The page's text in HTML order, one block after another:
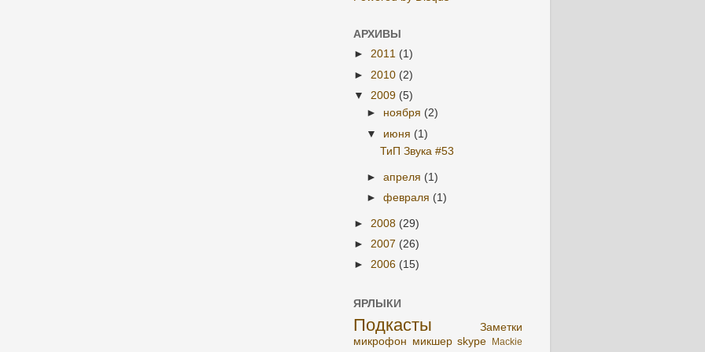
АРХИВЫ
► 2011 (1)
► 2010 (2)
▼ 2009 (5)
► ноября (2)
▼ июня (1)
ТиП Звука #53
►апреля (1)
►февраля (1)
► 2008 (29)
► 2007 (26)
► 2006 (15)
ЯРЛЫКИ
Подкасты
Заметки
микрофон микшер skype Mackie